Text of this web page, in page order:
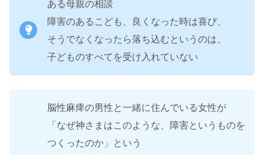
ある母親の相談
障害のあるこども、良くなった時は喜び、
そうでなくなったら落ち込むというのは、
子どものすべてを受け入れていない
脳性麻痺の男性と一緒に住んでいる女性が
「なぜ神さまはこのような、障害というものを
つくったのか」という